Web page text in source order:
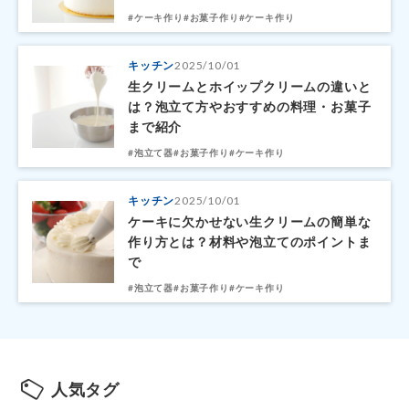
#ケーキ作り #お菓子作り #ケーキ作り
キッチン2025/10/01
生クリームとホイップクリームの違いと
は？泡立て方やおすすめの料理・お菓子
まで紹介
#泡立て器#お菓子作り #ケーキ作り
キッチン2025/10/01
ケーキに欠かせない生クリームの簡単な
作り方とは？材料や泡立てのポイントま
で
#泡立て器#お菓子作り #ケーキ作り
人気タグ